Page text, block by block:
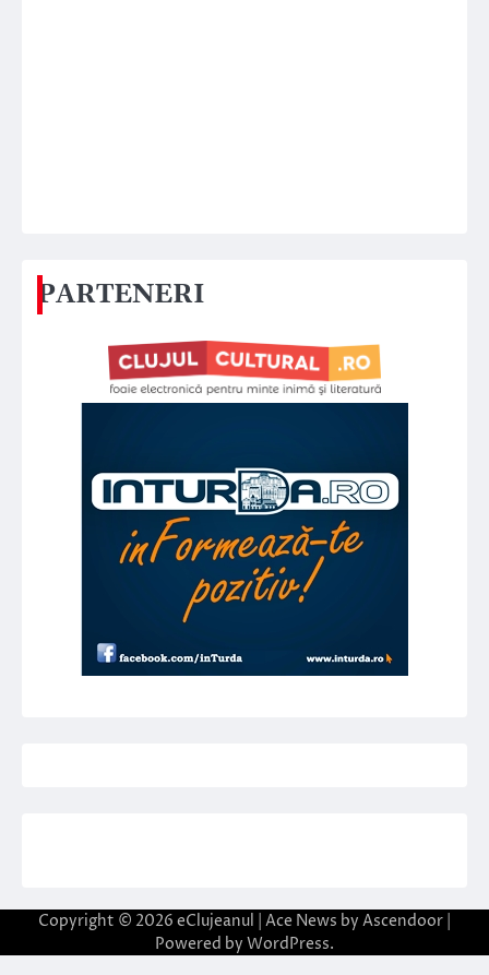
PARTENERI
Copyright © 2026 eClujeanul | Ace News by Ascendoor
Powered by WordPress.